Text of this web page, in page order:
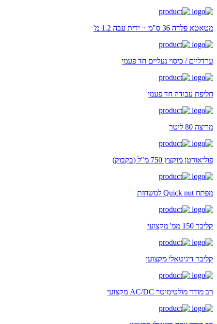
מטאטא פלדה 36 ס"מ + ידית עבה 1.2 מ'
ערדליים / כיסוי נעליים חד פעמי
חליפת עבודה חד פעמי
מריצה 80 ליטר
פוליאורטן מוקצץ 750 מ"ל (בקבוק)
מפתח Quick nut למשחזת
קליבר 150 ממ' מקצועי
קליבר דיגיטאלי מקצועי
רב מודד מולטימיטר AC/DC מקצועי